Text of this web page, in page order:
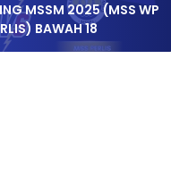
MSSM 2025 (MSS WP
BAWAH 18